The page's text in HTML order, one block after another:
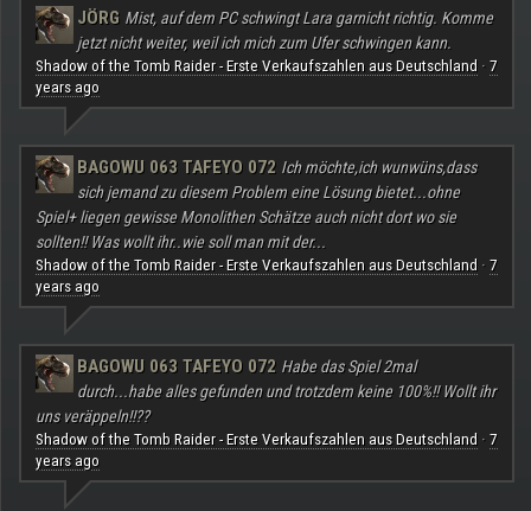
JÖRG Mist, auf dem PC schwingt Lara garnicht richtig. Komme
jetzt nicht weiter, weil ich mich zum Ufer schwingen kann.
Shadow of the Tomb Raider - Erste Verkaufszahlen aus Deutschland · 7
years ago
BAGOWU 063 TAFEYO 072 Ich möchte,ich wunwüns,dass
sich jemand zu diesem Problem eine Lösung bietet...ohne
Spiel+ liegen gewisse Monolithen Schätze auch nicht dort wo sie
sollten!! Was wollt ihr..wie soll man mit der...
Shadow of the Tomb Raider - Erste Verkaufszahlen aus Deutschland · 7
years ago
BAGOWU 063 TAFEYO 072 Habe das Spiel 2mal
durch...habe alles gefunden und trotzdem keine 100%!! Wollt ihr
uns veräppeln!!??
Shadow of the Tomb Raider - Erste Verkaufszahlen aus Deutschland · 7
years ago